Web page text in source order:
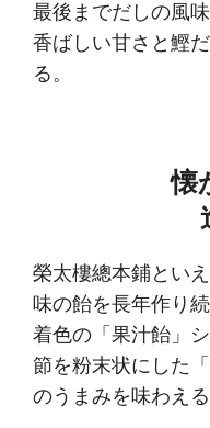
最後までだしの風
香ばしい甘さと鰹
る。
懐
榮太樓總本鋪とい
味の飴を長年作り
着色の「果汁飴」
節を粉末状にした
のうまみを味わえ